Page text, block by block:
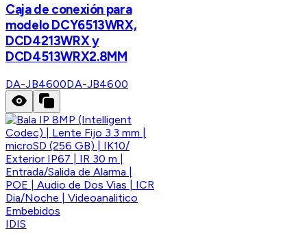
Caja de conexión para
modelo DCY6513WRX,
DCD4213WRX y
DCD4513WRX2.8MM
DA-JB4600DA-JB4600
IDIS